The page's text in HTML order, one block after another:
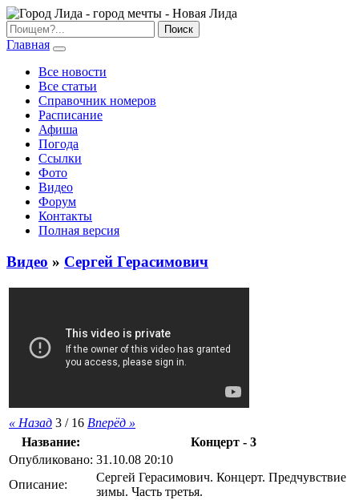
Главная
Все новости
Все статьи
Справочник номеров
Расписание
Афиша
Погода
Ссылки
Фото
Видео
Форум
Контакты
Полная версия
Видео » Сергей Герасимович
« Назад 3 / 16 Вперёд »
Название:
Концерт - 3
Опубликовано: 31.10.08 20:10
Описание:
Сергей Герасимович. Концерт. Предчувствие
зимы. Часть третья.